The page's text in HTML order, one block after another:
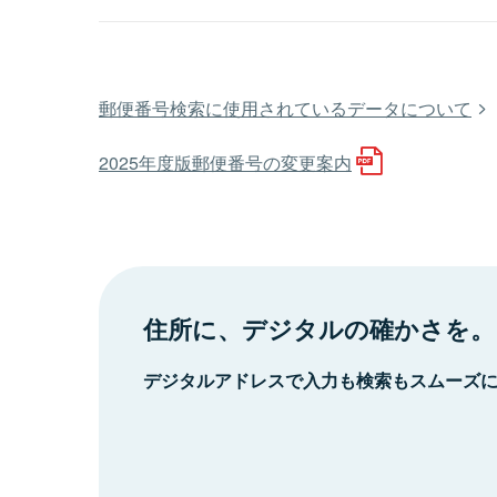
郵便番号検索に使用されているデータについて
2025年度版郵便番号の変更案内
住所に、デジタルの確かさを。
デジタルアドレスで入力も検索もスムーズ